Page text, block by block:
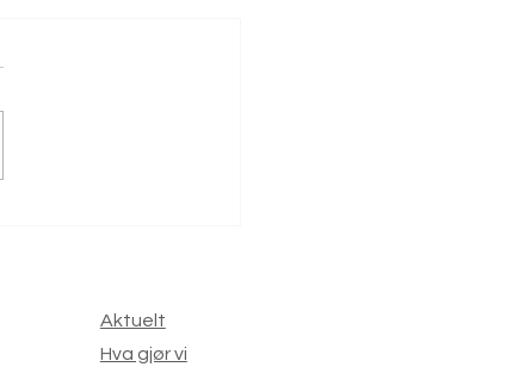
Aktuelt
Hva gjør vi